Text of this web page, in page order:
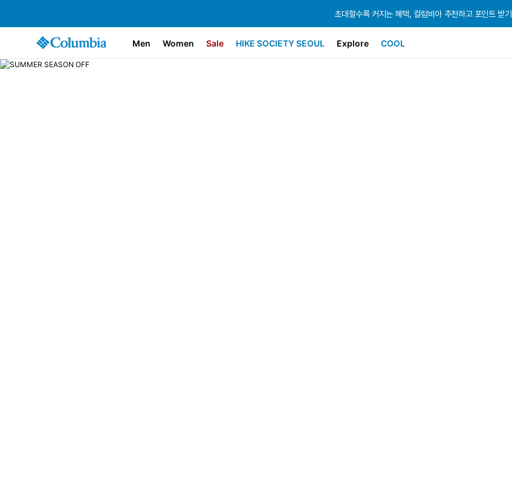
초대할수록 커지는 혜택, 컬럼비아 추천하고 포인트 받기
초대할수록 커지는 혜택, 컬럼비아 추천하고 포인트 받기
초대할수록 커지는 혜택, 컬럼비아 추천하고 포인트 받기
Men Women Sale HIKE SOCIETY SEOUL Explore COOL